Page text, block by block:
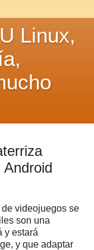
Linux,
videojuegos se
son una
y estará
y que adaptar